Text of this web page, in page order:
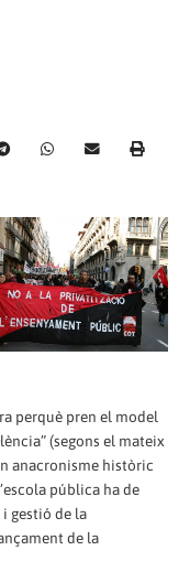
perquè pren el model
(segons el mateix
anacronisme històric
pública ha de
gestió de la
de la